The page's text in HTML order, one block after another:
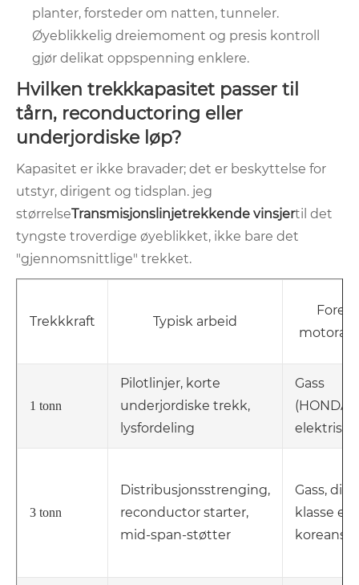
planter, forsteder om natten, tunneler.
Øyeblikkelig dreiemoment og presis kontroll
gjør delikat oppspenning enklere.
Hvilken trekkkapasitet passer til
tårn, reconductoring eller
underjordiske løp?
Kapasitet er ikke bravader; det er beskyttelse for
utstyr, dirigent og tidsplan. jeg
størrelseTransmisjonslinjetrekkende vinsjertil det
tyngste troverdige øyeblikket, ikke bare det
"gjennomsnittlige" trekket.
Trekkkraft Typisk arbeid
1 tonn
Pilotlinjer, korte
underjordiske trekk,
lysfordeling
Gass
(HONDA/
elektrisk
3 tonn
Distribusjonsstrenging,
reconductor starter,
mid-span-støtter
Gass,
klasse
koreansk